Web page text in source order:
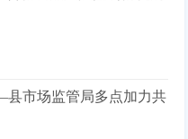
市场监管局多点加力共